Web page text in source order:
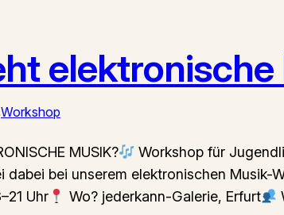
Workshop
MUSIK?
Workshop für
dabei bei unserem elektronischen Musik-
Uhr
Wo? jederkann-Galerie, Erfurt